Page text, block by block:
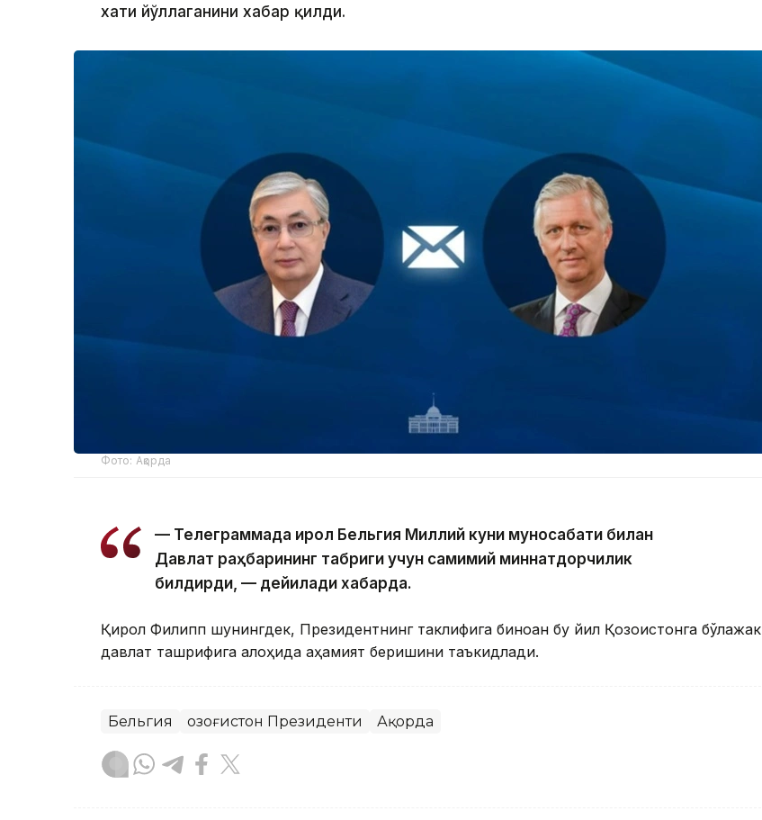
хати йўллаганини хабар қилди.
Фото: Ақорда
— Телеграммада Қирол Бельгия Миллий куни муносабати билан
Давлат раҳбарининг табриги учун самимий миннатдорчилик
билдирди, — дейилади хабарда.
Қирол Филипп шунингдек, Президентнинг таклифига биноан бу йил Қозоғистонга бўлажак
давлат ташрифига алоҳида аҳамият беришини таъкидлади.
Бельгия Қозоғистон Президенти Ақорда